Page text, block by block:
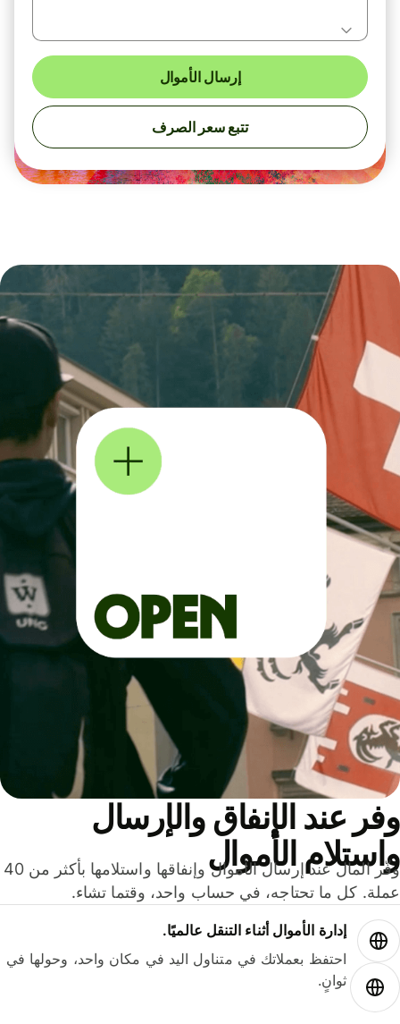
إرسال الأموال
تتبع سعر الصرف
عند الإنفاق والإرسال
الأموال
وفّر المال عند إرسال الأموال وإنفاقها واستلامها بأكثر من 40
كل ما تحتاجه، في حساب واحد، وقتما تشاء.
إدارة الأموال أثناء التنقل عالميًا.
احتفظ بعملاتك في متناول اليد في مكان واحد، وحولها في
ثوانٍ.